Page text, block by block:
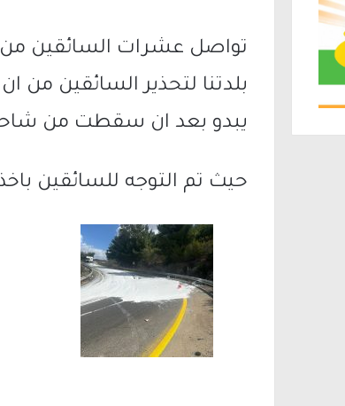
تواصل عشرات السائقين من
بلدتنا لتحذير السائقين
يبدو بعد ان سقطت من
حيث تم التوجه للسائقين